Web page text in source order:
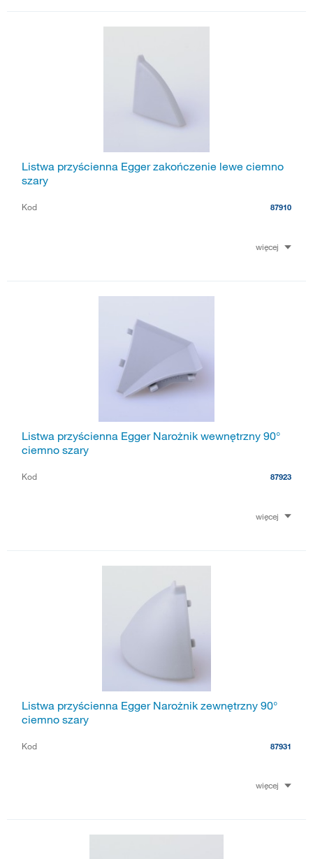
Listwa przyścienna Egger zakończenie lewe ciemno
szary
Kod 87910
więcej
Listwa przyścienna Egger Narożnik wewnętrzny 90°
ciemno szary
Kod 87923
więcej
Listwa przyścienna Egger Narożnik zewnętrzny 90°
ciemno szary
Kod 87931
więcej